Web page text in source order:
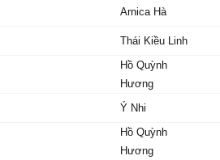
Arnica Hà
Thái Kiều Linh
Hồ Quỳnh
Hương
Ý Nhi
Hồ Quỳnh
Hương